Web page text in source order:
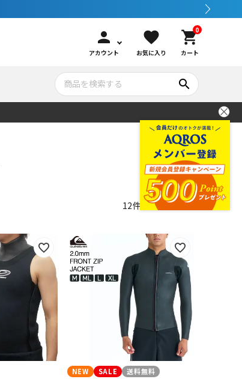
person
アカウント
favorite
お気に入り
0
shopping_cart
カート
メンテナンサービス・交換用パーツ
アウトドア
search
12件中1- 12件表示
NEW SALE 送料無料